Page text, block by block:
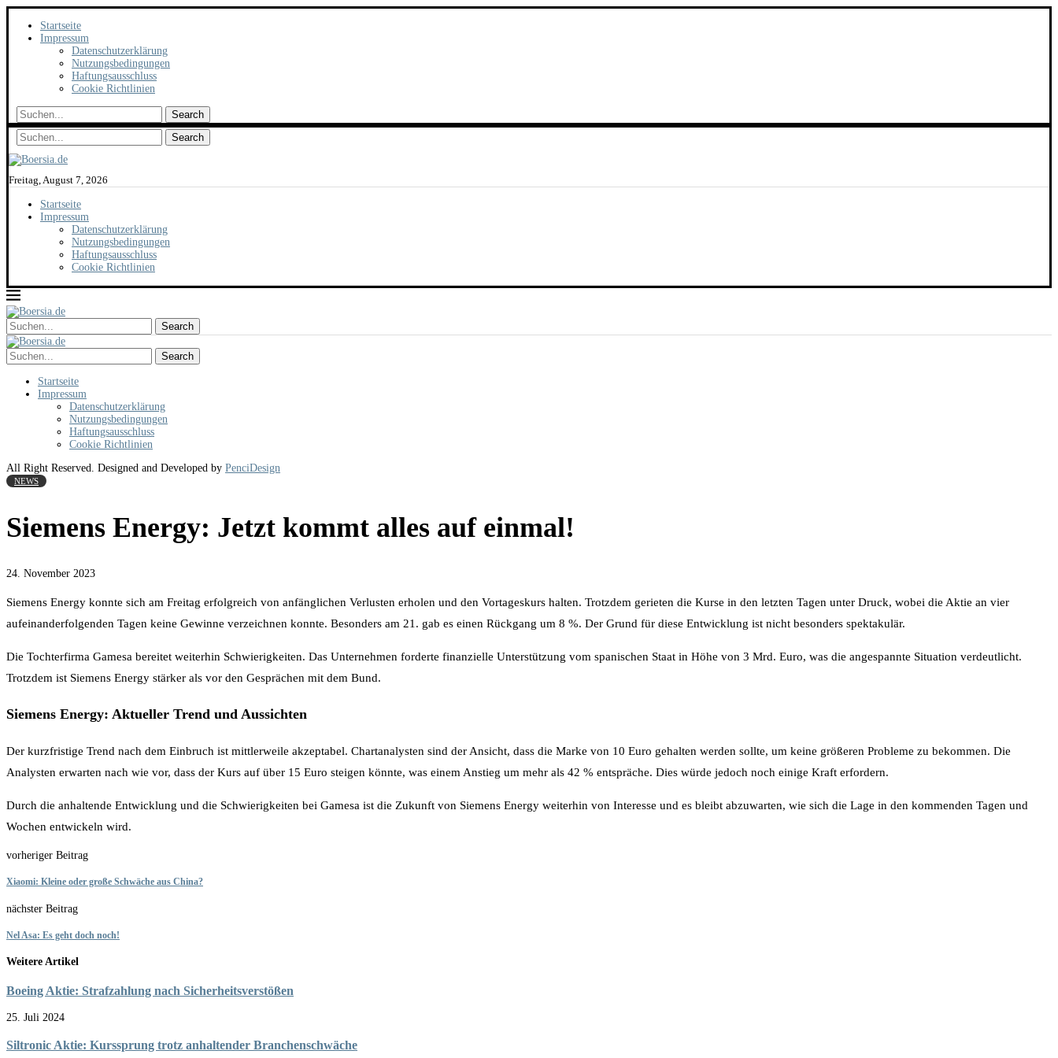
Startseite
Impressum
Datenschutzerklärung
Nutzungsbedingungen
Haftungsausschluss
Cookie Richtlinien
Search
Search
Freitag, August 7, 2026
Startseite
Impressum
Datenschutzerklärung
Nutzungsbedingungen
Haftungsausschluss
Cookie Richtlinien
Search
Search
Startseite
Impressum
Datenschutzerklärung
Nutzungsbedingungen
Haftungsausschluss
Cookie Richtlinien
All Right Reserved. Designed and Developed by PenciDesign
NEWS
Siemens Energy: Jetzt kommt alles auf einmal!
24. November 2023
Siemens Energy konnte sich am Freitag erfolgreich von anfänglichen Verlusten erholen und den Vortageskurs halten. Trotzdem gerieten die Kurse in den letzten Tagen unter Druck, wobei die Aktie an vier
aufeinanderfolgenden Tagen keine Gewinne verzeichnen konnte. Besonders am 21. gab es einen Rückgang um 8 %. Der Grund für diese Entwicklung ist nicht besonders spektakulär.
Die Tochterfirma Gamesa bereitet weiterhin Schwierigkeiten. Das Unternehmen forderte finanzielle Unterstützung vom spanischen Staat in Höhe von 3 Mrd. Euro, was die angespannte Situation verdeutlicht.
Trotzdem ist Siemens Energy stärker als vor den Gesprächen mit dem Bund.
Siemens Energy: Aktueller Trend und Aussichten
Der kurzfristige Trend nach dem Einbruch ist mittlerweile akzeptabel. Chartanalysten sind der Ansicht, dass die Marke von 10 Euro gehalten werden sollte, um keine größeren Probleme zu bekommen. Die
Analysten erwarten nach wie vor, dass der Kurs auf über 15 Euro steigen könnte, was einem Anstieg um mehr als 42 % entspräche. Dies würde jedoch noch einige Kraft erfordern.
Durch die anhaltende Entwicklung und die Schwierigkeiten bei Gamesa ist die Zukunft von Siemens Energy weiterhin von Interesse und es bleibt abzuwarten, wie sich die Lage in den kommenden Tagen und
Wochen entwickeln wird.
vorheriger Beitrag
Xiaomi: Kleine oder große Schwäche aus China?
nächster Beitrag
Nel Asa: Es geht doch noch!
Weitere Artikel
Boeing Aktie: Strafzahlung nach Sicherheitsverstößen
25. Juli 2024
Siltronic Aktie: Kurssprung trotz anhaltender Branchenschwäche